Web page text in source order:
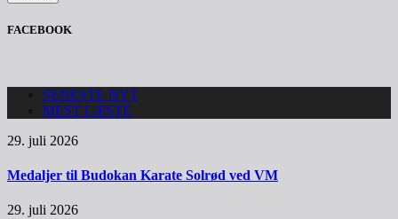
FACEBOOK
SENESTE NYT
MEST LÆSTE
29. juli 2026
Medaljer til Budokan Karate Solrød ved VM
29. juli 2026